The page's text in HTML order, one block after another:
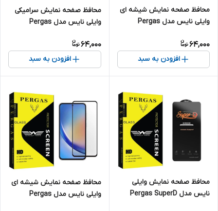
محافظ صفحه نمایش شیشه ای
وایلی نایس مدل Pergas
سامسونگ Galaxy A05s
64,000
افزودن به سبد
محافظ صفحه نمایش سرامیکی
وایلی نایس مدل Pergas
شیائومی Redmi 7A
64,000
افزودن به سبد
محافظ صفحه نمایش وایلی
نایس مدل Pergas SuperD
محافظ صفحه نمایش شیشه ای
وایلی نایس مدل Pergas